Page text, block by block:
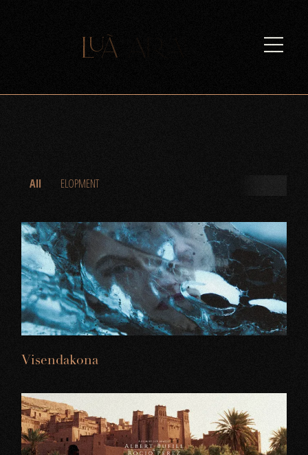
All ELOPMENT
Visendakona